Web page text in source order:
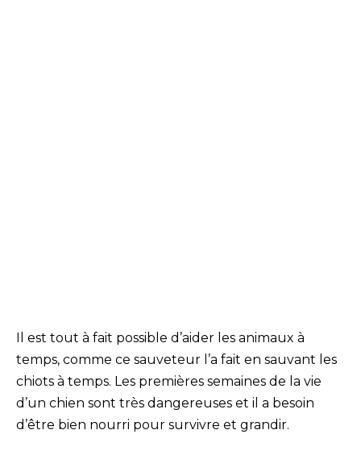
Il est tout à fait possible d’aider les animaux à
temps, comme ce sauveteur l’a fait en sauvant les
chiots à temps. Les premières semaines de la vie
d’un chien sont très dangereuses et il a besoin
d’être bien nourri pour survivre et grandir.